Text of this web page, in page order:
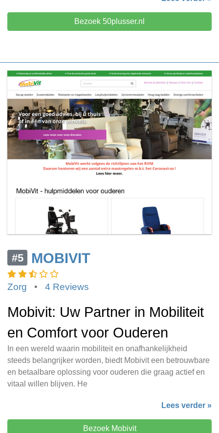
Bezoek 50plusser.nl
#5 MOBIVIT
Zorg • 4 Reviews
Mobivit: Uw Partner in Mobiliteit
en Comfort voor Ouderen
In een wereld waarin mobiliteit en onafhankelijkheid
steeds belangrijker worden, biedt Mobivit een betrouwbare
en betaalbare oplossing voor ouderen die graag actief en
vitaal willen blijven. He
Lees verder »
Bezoek Mobivit